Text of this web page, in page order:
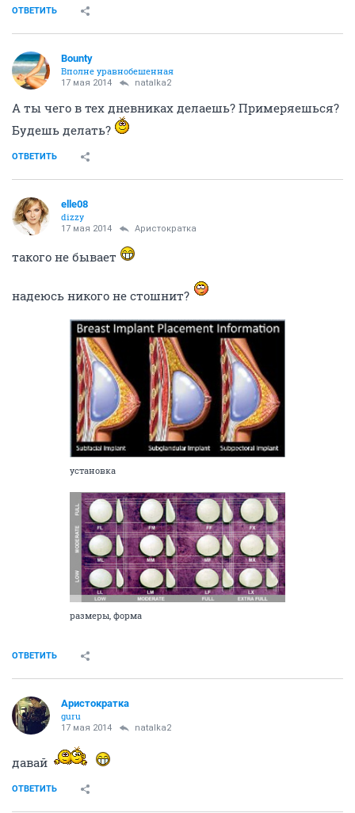
ОТВЕТИТЬ
Bounty
Вполне уравнобешенная
17 мая 2014 natalka2
А ты чего в тех дневниках делаешь? Примеряешься?
Будешь делать?
ОТВЕТИТЬ
elle08
dizzy
17 мая 2014 Аристократка
такого не бывает
надеюсь никого не стошнит?
установка
размеры, форма
ОТВЕТИТЬ
Аристократка
guru
17 мая 2014 natalka2
давай
ОТВЕТИТЬ